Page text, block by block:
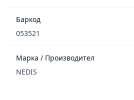
Баркод
053521
Марка / Производител
NEDIS